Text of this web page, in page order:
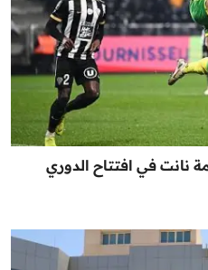
في افتتاح الدوري